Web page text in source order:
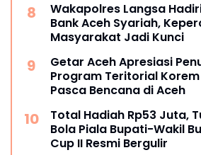
Wakapolres Langsa
Bank Aceh Syariah,
Masyarakat Jadi Kunci
Getar Aceh Apresiasi
Program Teritorial
Pasca Bencana di Aceh
Total Hadiah Rp53 Juta,
Bola Piala Bupati-Wakil
Cup II Resmi Bergulir